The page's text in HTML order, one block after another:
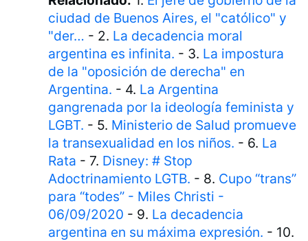
ciudad de Buenos Aires, el "católico" y
"der… - 2. La decadencia moral
argentina es infinita. - 3. La impostura
de la "oposición de derecha" en
Argentina. - 4. La Argentina
gangrenada por la ideología feminista y
LGBT. - 5. Ministerio de Salud promueve
la transexualidad en los niños. - 6. La
Rata - 7. Disney: # Stop
Adoctrinamiento LGTB. - 8. Cupo “trans”
para “todes” - Miles Christi -
06/09/2020 - 9. La decadencia
argentina en su máxima expresión. - 10.